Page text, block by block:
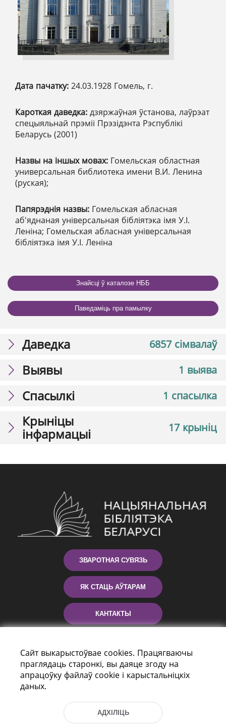
Дата пачатку: 24.03.1928 Гомель, г.
Кароткая даведка: дзяржаўная ўстанова, лаўрэат
спецыяльнай прэміі Прэзідэнта Рэспублікі
Беларусь (2001)
Назвы на іншых мовах: Гомельская областная
универсальная библиотека имени В.И. Ленина
(руская);
Папярэднія назвы: Гомельская абласная
аб'яднаная універсальная бібліятэка імя У.І.
Леніна; Гомельская абласная універсальная
бібліятэка імя У.І. Леніна
Знайсці ў каталозе НББ
Паведаміць пра памылку
6857 сімвалаў
Даведка
1 выява
Выявы
1 спасылка
Спасылкі
17 крыніц
Крыніцы
інфармацыі
ЗВАРОТНАЯ СУВЯЗЬ
ЯК СТАЦЬ АЎТАРАМ
КАНТАКТЫ
Сайт выкарыстоўвае cookies. Працягваючы
праглядаць старонкі, вы даяце згоду на
апрацоўку файлаў cookie і карыстальніцкіх
даных.
АДХІЛІЦЬ